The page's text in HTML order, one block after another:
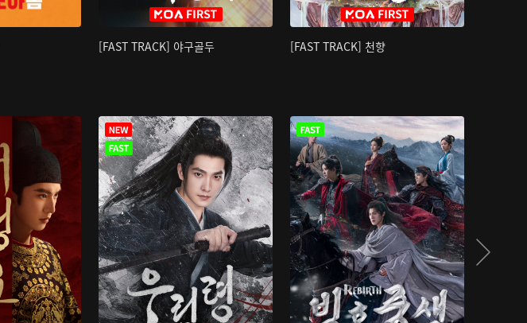
[FAST TRACK] 야구골두 [FAST TRACK] 천향